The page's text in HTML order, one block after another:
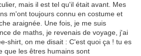
mais il est tel qu'il était avant. Mes
m'ont toujours connu en costume et
araignée. Une fois, je me suis
de maths, je revenais de voyage, j'ai
shirt, on me disait : C'est quoi ça ! tu es
que les êtres humains sont